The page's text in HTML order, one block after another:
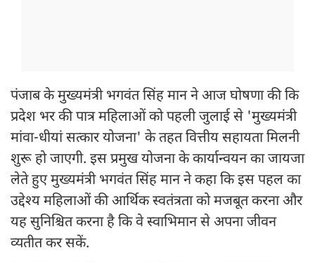
पंजाब के मुख्यमंत्री भगवंत सिंह मान ने आज घोषणा की कि
प्रदेश भर की पात्र महिलाओं को पहली जुलाई से 'मुख्यमंत्री
मांवा-धीयां सत्कार योजना' के तहत वित्तीय सहायता मिलनी
शुरू हो जाएगी. इस प्रमुख योजना के कार्यान्वयन का जायजा
लेते हुए मुख्यमंत्री भगवंत सिंह मान ने कहा कि इस पहल का
उद्देश्य महिलाओं की आर्थिक स्वतंत्रता को मजबूत करना और
यह सुनिश्चित करना है कि वे स्वाभिमान से अपना जीवन
व्यतीत कर सकें.